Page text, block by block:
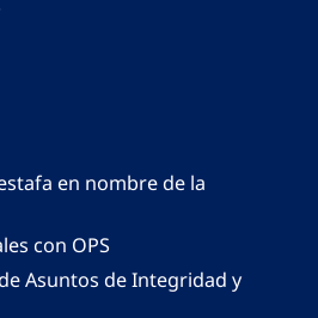
en nombre de la
con OPS
Asuntos de Integridad y